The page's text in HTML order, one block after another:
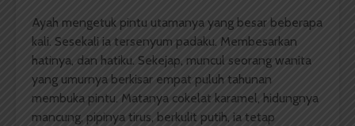
Ayah mengetuk pintu utamanya yang besar beberapa
kali. Sesekali ia tersenyum padaku. Membesarkan
hatinya, dan hatiku. Sekejap, muncul seorang wanita
yang umurnya berkisar empat puluh tahunan
membuka pintu. Matanya cokelat karamel, hidungnya
mancung, pipinya tirus, berkulit putih, ia tetap